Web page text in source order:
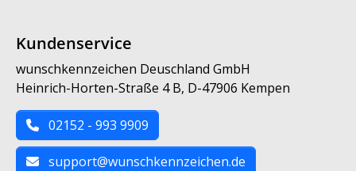
Kundenservice
wunschkennzeichen Deuschland GmbH
Heinrich-Horten-Straße 4 B, D-47906 Kempen
02152 - 993 9909
support@wunschkennzeichen.de